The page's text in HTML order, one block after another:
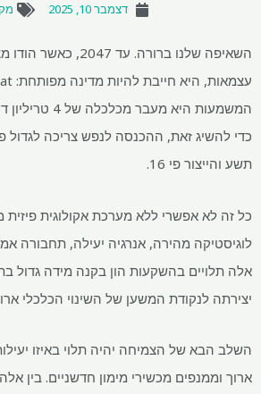
דצמבר 10, 2025
כדי להשיג זאת, ההכנסה לנפש צריכה לגדול
תשע והייצור פי 16.
כל זה לא אפשרי ללא מערכת אקולוגית
לוגיסטיקה מהירה, אנרגיה יעילה, תחבורה
אלה תלויים בהשקעות הון בקנה מידה גדול
יצירתה לנקודת המשען של השינוי הכלכלי
השלב הבא של הצמיחה יהיה תלוי באיזו